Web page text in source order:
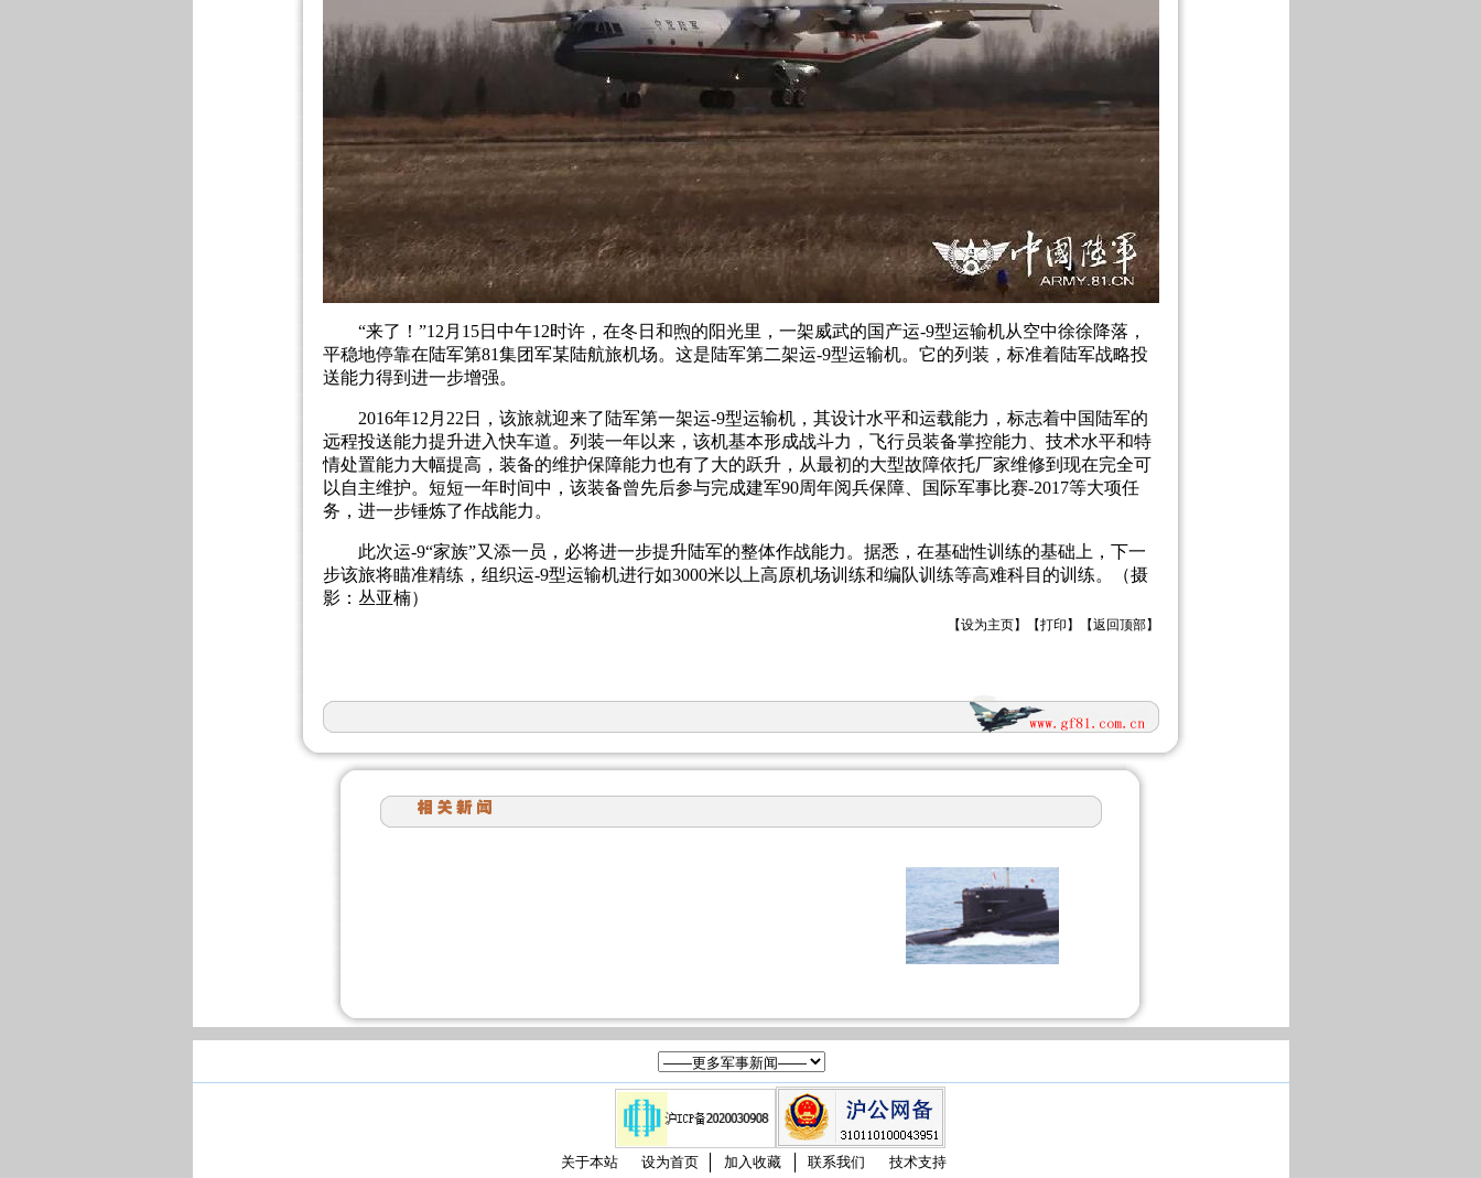
“来了！”12月15日中午12时许，在冬日和煦的阳光里，一架威武的国产运-9型运输机从空中徐徐降落，
平稳地停靠在陆军第81集团军某陆航旅机场。这是陆军第二架运-9型运输机。它的列装，标准着陆军战略投
送能力得到进一步增强。
2016年12月22日，该旅就迎来了陆军第一架运-9型运输机，其设计水平和运载能力，标志着中国陆军的
远程投送能力提升进入快车道。列装一年以来，该机基本形成战斗力，飞行员装备掌控能力、技术水平和特
情处置能力大幅提高，装备的维护保障能力也有了大的跃升，从最初的大型故障依托厂家维修到现在完全可
以自主维护。短短一年时间中，该装备曾先后参与完成建军90周年阅兵保障、国际军事比赛-2017等大项任
务，进一步锤炼了作战能力。
此次运-9“家族”又添一员，必将进一步提升陆军的整体作战能力。据悉，在基础性训练的基础上，下一
步该旅将瞄准精练，组织运-9型运输机进行如3000米以上高原机场训练和编队训练等高难科目的训练。（摄
影：丛亚楠）
【设为主页】【打印 】【返回顶部】